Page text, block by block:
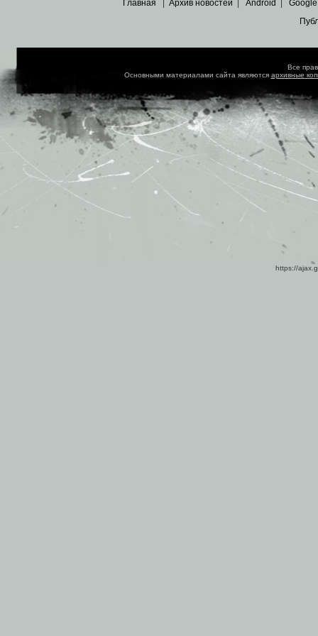
Главная Архив новостей Android Google
Все
Основными материалами сайта являются архивные
https://